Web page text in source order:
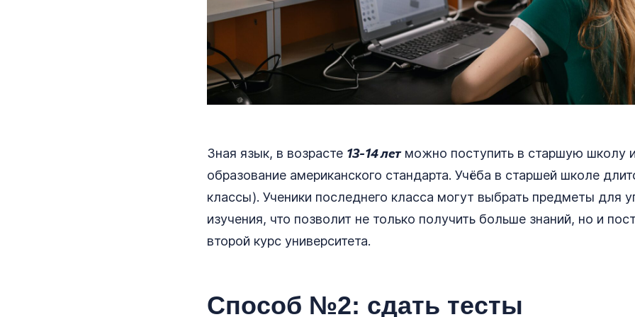
Зная язык, в возрасте 13-14 летможно поступить в старшую школу
образование американского стандарта. Учёба в старшей школе
классы). Ученики последнего класса могут выбрать предметы для
изучения, что позволит не только получить больше знаний, но и
второй курс университета.
Способ №2: сдать тесты